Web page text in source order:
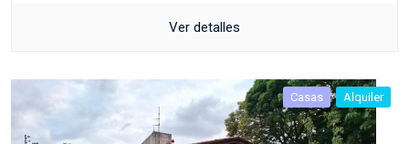
Ver detalles
Casas Alquiler